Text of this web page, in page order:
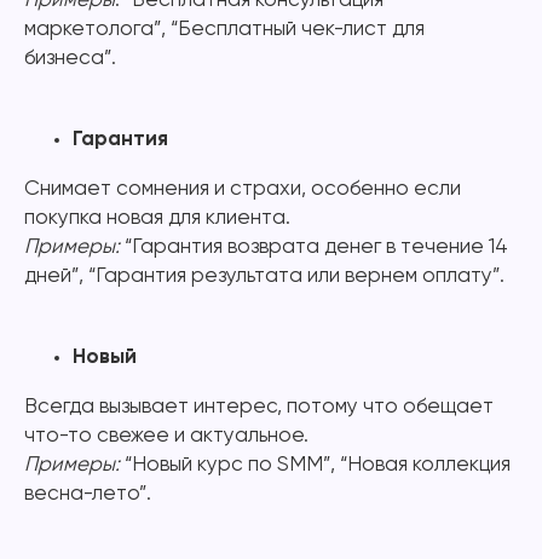
маркетолога”, “Бесплатный чек-лист для
бизнеса”.
Гарантия
Снимает сомнения и страхи, особенно если
покупка новая для клиента.
Примеры:“Гарантия возврата денег в течение 14
дней”, “Гарантия результата или вернем оплату”.
Новый
Всегда вызывает интерес, потому что обещает
что-то свежее и актуальное.
Примеры:“Новый курс по SMM”, “Новая коллекция
весна-лето”.